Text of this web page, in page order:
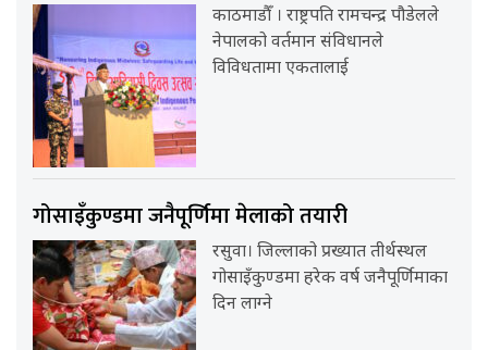
काठमाडौँ । राष्ट्रपति रामचन्द्र पौडेलले
नेपालको वर्तमान संविधानले
विविधतामा एकतालाई
गोसाइँकुण्डमा जनैपूर्णिमा मेलाको तयारी
रसुवा। जिल्लाको प्रख्यात तीर्थस्थल
गोसाइँकुण्डमा हरेक वर्ष जनैपूर्णिमाका
दिन लाग्ने